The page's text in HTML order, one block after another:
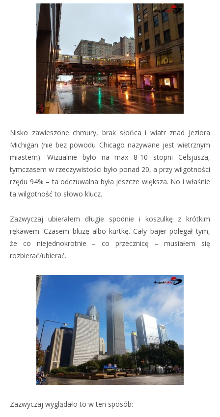
Nisko zawieszone chmury, brak słońca i wiatr znad Jeziora
Michigan (nie bez powodu Chicago nazywane jest wietrznym
miastem). Wizualnie było na max 8-10 stopni Celsjusza,
tymczasem w rzeczywistości było ponad 20, a przy wilgotności
rzędu 94% – ta odczuwalna była jeszcze większa. No i właśnie
ta wilgotność to słowo klucz.
Zazwyczaj ubierałem długie spodnie i koszulkę z krótkim
rękawem. Czasem bluzę albo kurtkę. Cały bajer polegał tym,
że co niejednokrotnie – co przecznicę – musiałem się
rozbierać/ubierać.
Zazwyczaj wyglądało to w ten sposób: